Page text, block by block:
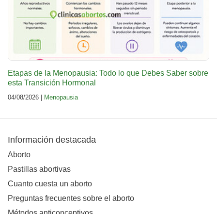
Etapas de la Menopausia: Todo lo que Debes Saber sobre
esta Transición Hormonal
04/08/2026 | Menopausia
Información destacada
Aborto
Pastillas abortivas
Cuanto cuesta un aborto
Preguntas frecuentes sobre el aborto